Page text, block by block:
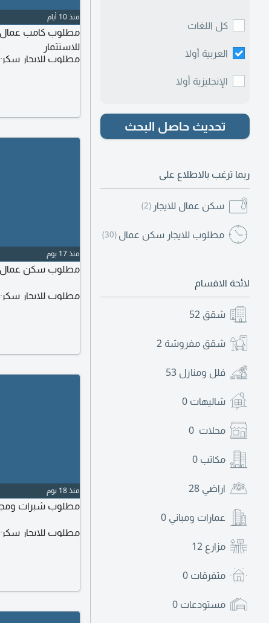
كل اللغات
العربية أولا
الإنجليزية أولا
تحديث حاصل البحث
ربما ترغب بالاطلاع على
سكن عمال للايجار (2)
مطلوب للايجار سكن عمال (30)
لائحة الاقسام
شقق 52
شقق مفروشة 2
فلل ومنازل 53
شاليهات 0
محلات 0
مكاتب 0
اراضي 28
عمارات ومباني 0
مزارع 12
متفرقات 0
مستودعات 0
منذ 10 أيام
مطلوب كامب عمال
للاستثمار
مطلوب للايجار
منذ 17 يوم
مطلوب سكن عمال
مطلوب للايجار
منذ 18 يوم
مطلوب شبرات
مطلوب للايجار